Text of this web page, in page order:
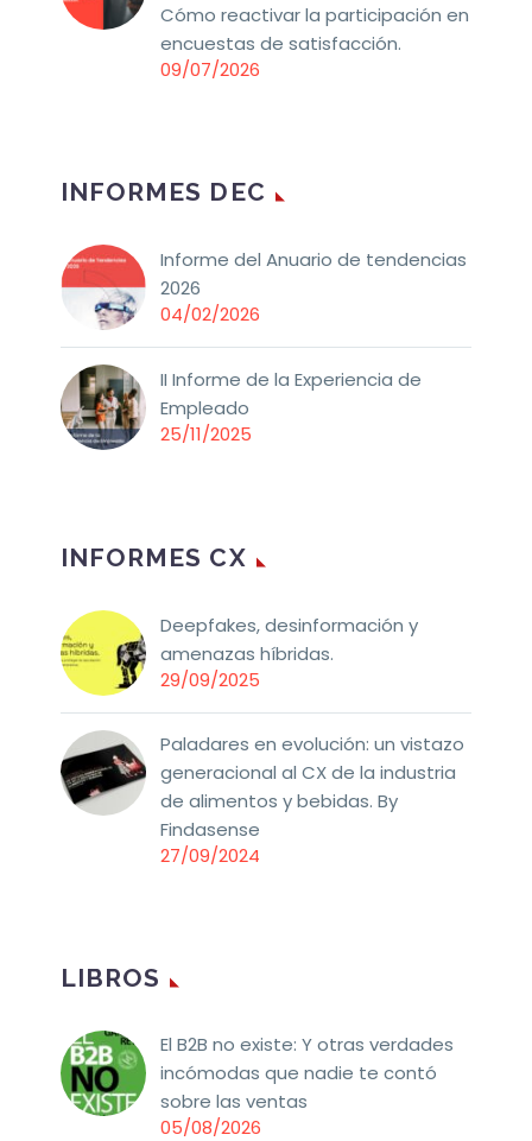
Cómo reactivar la participación en
encuestas de satisfacción.
09/07/2026
INFORMES DEC
Informe del Anuario de tendencias
2026
04/02/2026
II Informe de la Experiencia de
Empleado
25/11/2025
INFORMES CX
Deepfakes, desinformación y
amenazas híbridas.
29/09/2025
Paladares en evolución: un vistazo
generacional al CX de la industria
de alimentos y bebidas. By
Findasense
27/09/2024
LIBROS
El B2B no existe: Y otras verdades
incómodas que nadie te contó
sobre las ventas
05/08/2026